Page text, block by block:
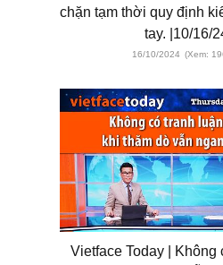
chặn tạm thời quy định
tay. |10/16/
16/10/2024 (Xem:
Vietface Today | Không